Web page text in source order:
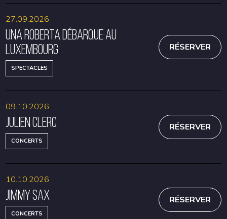
Una Roberta débarque au
Luxembourg
SPECTACLES
27.09.2026
RÉSERVER
Julien Clerc
CONCERTS
09.10.2026
RÉSERVER
Jimmy Sax
CONCERTS
10.10.2026
RÉSERVER